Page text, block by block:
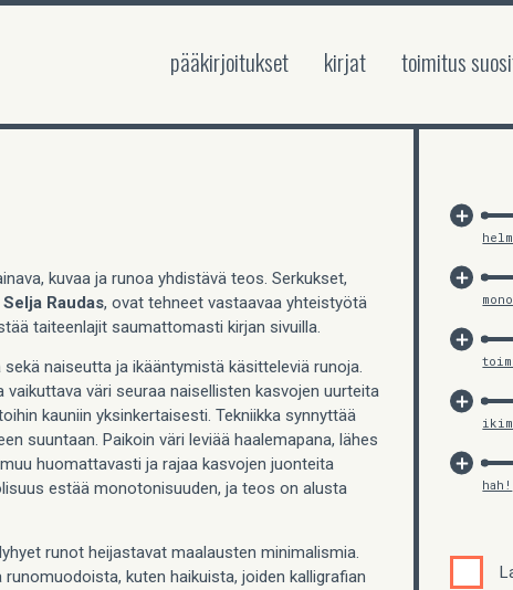
pääkirjoitukset kirjat toimitus
kuvaa ja runoa yhdistävä teos. Serkukset,
Selja Raudas, ovat tehneet vastaavaa yhteistyötä
taiteenlajit saumattomasti kirjan sivuilla.
naiseutta ja ikääntymistä käsitteleviä runoja.
väri seuraa naisellisten kasvojen uurteita
kauniin yksinkertaisesti. Tekniikka synnyttää
suuntaan. Paikoin väri leviää haalemapana, lähes
huomattavasti ja rajaa kasvojen juonteita
estää monotonisuuden, ja teos on alusta
runot heijastavat maalausten minimalismia.
kuten haikuista, joiden kalligrafian
hah!